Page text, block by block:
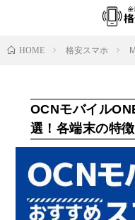
HOME 格安スマホ
OCNモバイル
選！各端末の特